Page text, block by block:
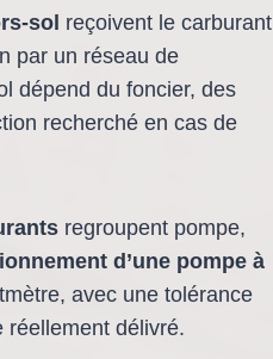
sol reçoivent le carburant
par un réseau de
dépend du foncier, des
recherché en cas de
regroupent pompe,
d’une pompe à
avec une tolérance
réellement délivré.